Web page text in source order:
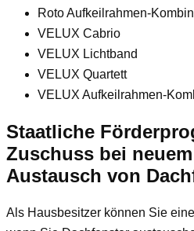
Roto Aufkeilrahmen-
VELUX Cabrio
VELUX Lichtband
VELUX Quartett
VELUX Aufkeilrahmen-
Staatliche
Zuschuss bei
Austausch von
Als Hausbesitzer können Sie